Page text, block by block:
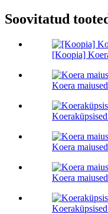
Soovitatud
[Koopia]
Koera
Koera
Koera